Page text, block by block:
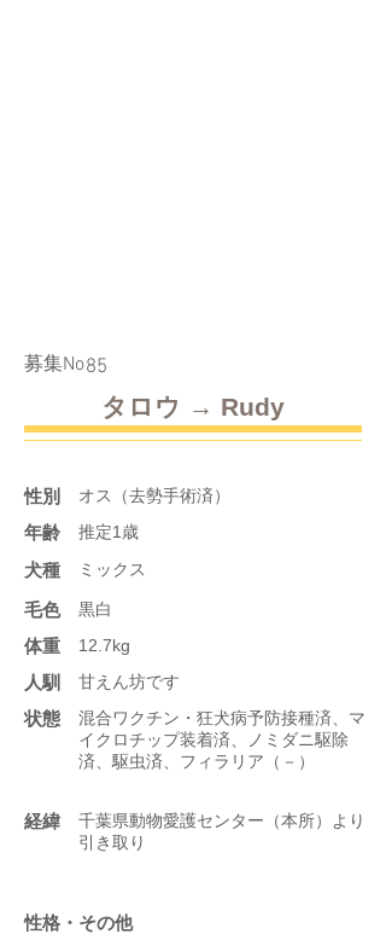
​募集No85
タロウ → Rudy
性別 オス（去勢手術済）
年齢 推定1歳
​犬種 ミックス
​毛色 黒白
体重 12.7kg
人馴 甘えん坊です
状態
混合ワクチン・狂犬病予防接種済、マ
イクロチップ装着済、ノミダニ駆除
済、駆虫済、フィラリア（－）
​経緯
千葉県動物愛護センター（本所）より
引き取り
性格・その他